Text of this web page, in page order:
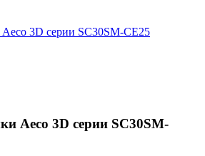
Aeco 3D серии SC30SM-